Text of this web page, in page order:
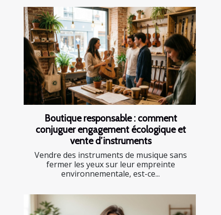
Boutique responsable : comment
conjuguer engagement écologique et
vente d’instruments
Vendre des instruments de musique sans
fermer les yeux sur leur empreinte
environnementale, est-ce...